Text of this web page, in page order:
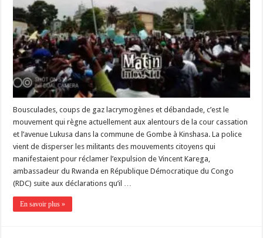
Bousculades, coups de gaz lacrymogènes et débandade, c’est le
mouvement qui règne actuellement aux alentours de la cour cassation
et l’avenue Lukusa dans la commune de Gombe à Kinshasa. La police
vient de disperser les militants des mouvements citoyens qui
manifestaient pour réclamer l’expulsion de Vincent Karega,
ambassadeur du Rwanda en République Démocratique du Congo
(RDC) suite aux déclarations qu’il …
En savoir plus »